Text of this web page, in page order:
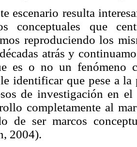
escenario resulta
conceptuales que
reproduciendo los
atrás y
es o no un fenómeno
identificar que pese a
de investigación en
completamente al
de ser marcos
2004).